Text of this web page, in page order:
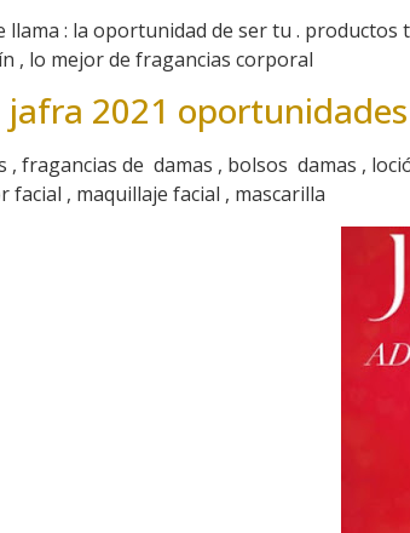
llama : la oportunidad de ser tu .
, lo mejor de fragancias corporal
2021
, fragancias de damas , bolsos damas ,
facial , maquillaje facial , mascarilla